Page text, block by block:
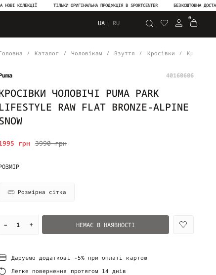
КОЛЕКЦІЇ ТІЛЬКИ ОРИГІНАЛЬНА ПРОДУКЦІЯ В SPORTCENTER БЕЗКОШТОВНА ДОСТАВКА
UA RU Пошук
0
Каталог Чоловікам Взуття Кросівки
40160606
ЧОЛОВІЧІ PUMA PARK
LIFESTYLE RAW FLAT BRONZE-ALPINE
3990 грн
грн
Розмірна сітка
– + НЕМАЄ В НАЯВНОСТІ
Даруємо додаткові -5% при оплаті картою
Легке повернення протягом 14 днів